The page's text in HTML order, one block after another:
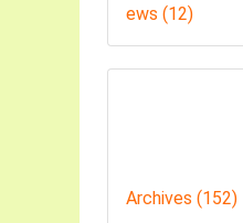
ews (12)
Archives (152)